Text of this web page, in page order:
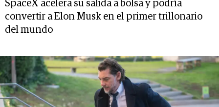
SpaceX acelera su salida a bolsa y podría
convertir a Elon Musk en el primer trillonario
del mundo